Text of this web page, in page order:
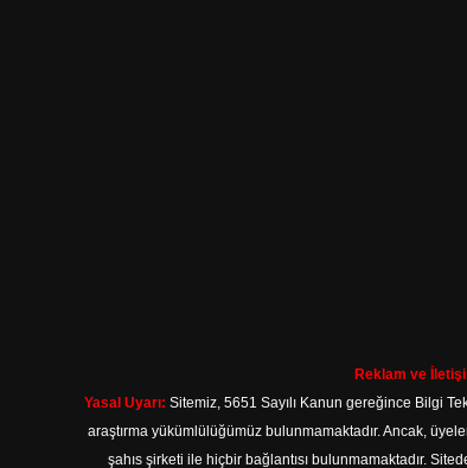
Reklam ve
Yasal Uyarı: Sitemiz, 5651 Sayılı Kanun gereğince Bilgi
araştırma yükümlülüğümüz bulunmamaktadır. Ancak,
şahıs şirketi ile hiçbir bağlantısı bulunmamaktadır.